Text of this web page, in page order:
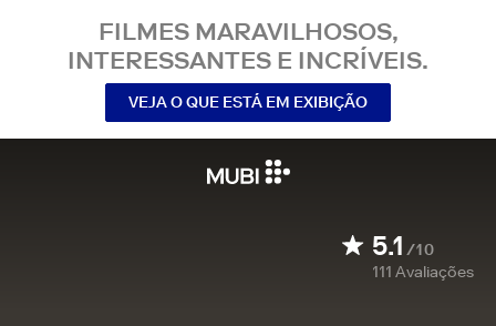
FILMES MARAVILHOSOS,
INTERESSANTES E INCRÍVEIS.
VEJA O QUE ESTÁ EM EXIBIÇÃO
5.1 /10
111 Avaliações